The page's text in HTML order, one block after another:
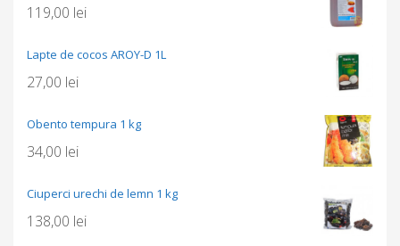
119,00 lei
Lapte de cocos AROY-D 1L
27,00 lei
Obento tempura 1 kg
34,00 lei
Ciuperci urechi de lemn 1 kg
138,00 lei